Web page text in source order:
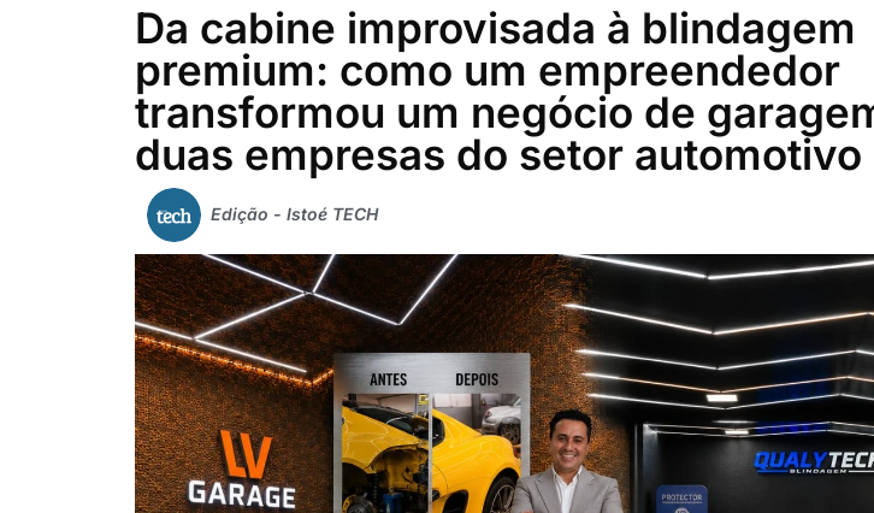
Da cabine improvisada à blindagem
premium: como um empreendedor
transformou um negócio de
duas empresas do setor automotivo
Edição - Istoé TECH